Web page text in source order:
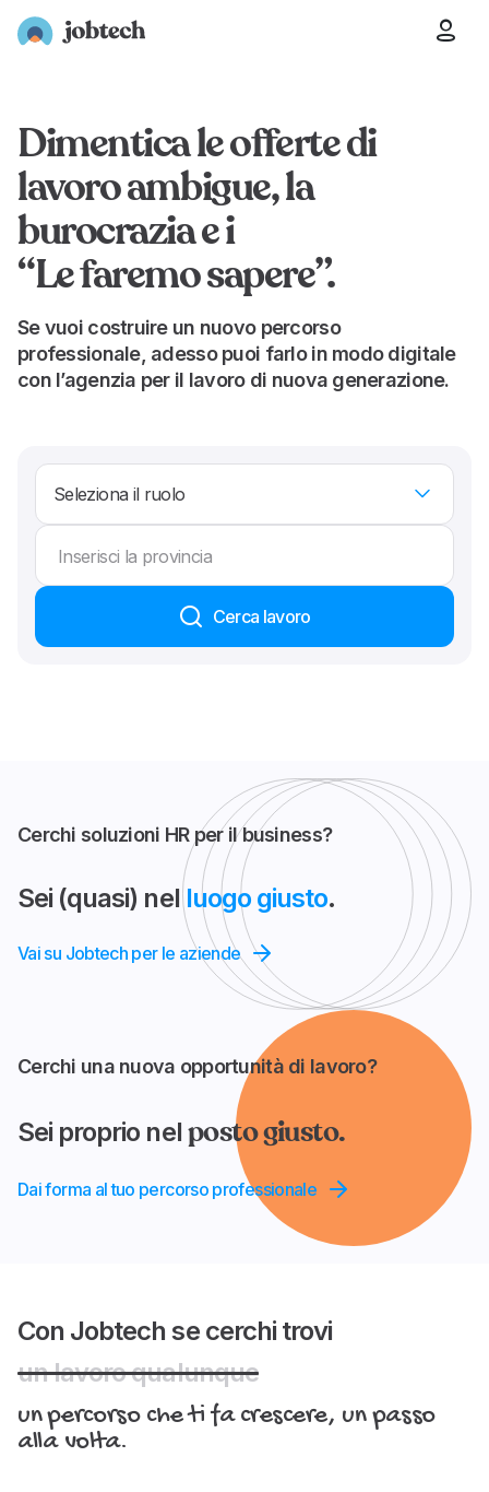
Dimentica le offerte di
lavoro ambigue, la
burocrazia e i
“Le faremo sapere”.
Se vuoi costruire un nuovo percorso
professionale, adesso puoi farlo in modo digitale
con l’agenzia per il lavoro di nuova generazione.
Seleziona il ruolo
Inserisci la provincia
Cerca lavoro
Cerchi soluzioni HR per il business?
Sei (quasi) nelluogo giusto.
Vai su Jobtech per le aziende
Cerchi una nuova opportunità di lavoro?
Sei proprio nel posto giusto.
Dai forma al tuo percorso professionale
Con Jobtech se cerchi trovi
un lavoro qualunque
un percorso che ti fa crescere, un passo
alla volta.